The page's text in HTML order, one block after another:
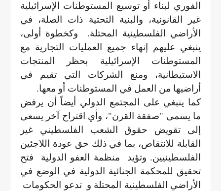
الفوري لبناء أو توسيع المستوطنات الإسرائيلية
غير القانونية، والبنية التحتية ذات الصلة، في
الأراضي الفلسطينية المحتلة.
وكخطوة أولى،
ينبغي عليهم إنهاء جميع العمليات التجارية مع
المستوطنات الإسرائيلية بحظر المنتجات
الاستيطانية، ومنع الشركات التي تقيم في
أراضيها من العمل في المستوطنات أو معها.
كما ينبغي على المجتمع الدولي أيضاً أن يرفض
ما يسمى "صفقة القرن"، وأي اقتراح آخر يسعى
إلى تقويض حقوق الشعب الفلسطيني غير
القابلة للانتقاص، بما في ذلك حق عودة اللاجئين
الفلسطينيين. وتؤيد
منظمة العفو الدولية
فتح
تحقيق للمحكمة الجنائية الدولية في الوضع في
الأراضي الفلسطينية المحتلة و تدعو الحكومات